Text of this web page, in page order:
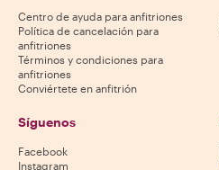
Centro de ayuda para anfitriones
Política de cancelación para
anfitriones
Términos y condiciones para
anfitriones
Conviértete en anfitrión
Síguenos
Facebook
Instagram